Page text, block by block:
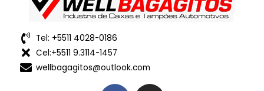
Tel: +5511 4028-0186
Cel:+5511 9.3114-1457
wellbagagitos@outlook.com